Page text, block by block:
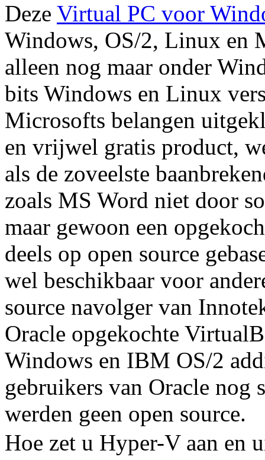
Deze Virtual PC voor
Windows, OS/2, Linux en
alleen nog maar onder
bits Windows en Linux
Microsofts belangen
en vrijwel gratis product,
als de zoveelste
zoals MS Word niet door
maar gewoon een
deels op open source
wel beschikbaar voor
source navolger van
Oracle opgekochte
Windows en IBM OS/2
gebruikers van Oracle nog
werden geen open source.
Hoe zet u Hyper-V aan en